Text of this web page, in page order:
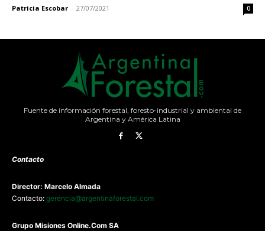
Patricia Escobar - 27/07/2021 0
Fuente de información forestal, foresto-industrial y ambiental de
Argentina y América Latina
Contacto
Director: Marcelo Almada
Contacto: gerencia@argentinaforestal.com
Grupo Misiones Online.Com SA